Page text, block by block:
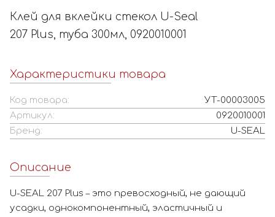
Клей для вклейки стекол U-Seal
207 Plus, туба 300мл, 0920010001
Характеристики товара
Код товара:
УТ-00003005
Артикул:
0920010001
Бренд:
U-SEAL
Описание
U-SEAL 207 Plus – это превосходный, не дающий
усадки, однокомпонентный, эластичный и